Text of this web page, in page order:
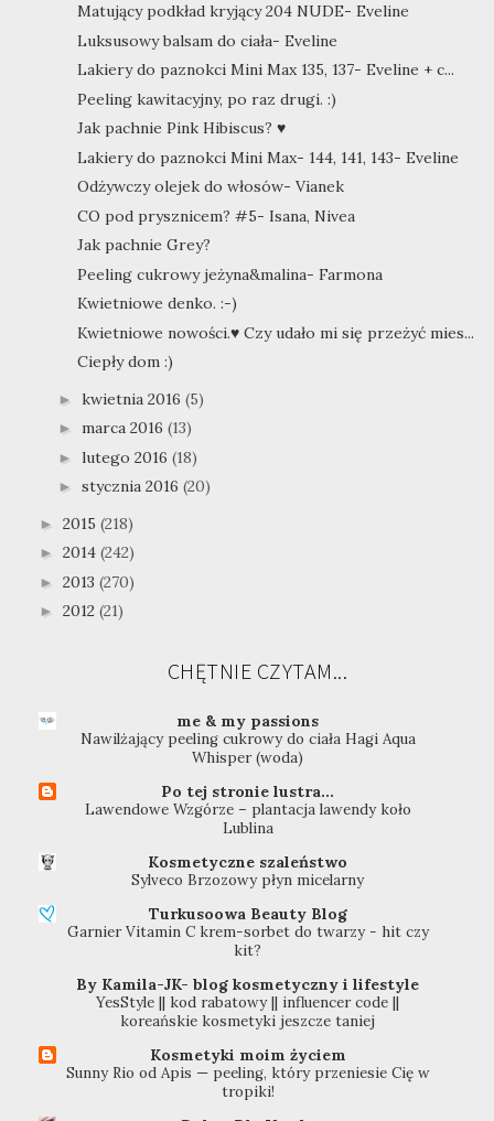
Matujący podkład kryjący 204 NUDE- Eveline
Luksusowy balsam do ciała- Eveline
Lakiery do paznokci Mini Max 135, 137- Eveline + c...
Peeling kawitacyjny, po raz drugi. :)
Jak pachnie Pink Hibiscus? ♥
Lakiery do paznokci Mini Max- 144, 141, 143- Eveline
Odżywczy olejek do włosów- Vianek
CO pod prysznicem? #5- Isana, Nivea
Jak pachnie Grey?
Peeling cukrowy jeżyna&malina- Farmona
Kwietniowe denko. :-)
Kwietniowe nowości.♥ Czy udało mi się przeżyć mies...
Ciepły dom :)
► kwietnia 2016 (5)
► marca 2016 (13)
► lutego 2016 (18)
► stycznia 2016 (20)
► 2015 (218)
► 2014 (242)
► 2013 (270)
► 2012 (21)
CHĘTNIE CZYTAM...
me & my passions
Nawilżający peeling cukrowy do ciała Hagi Aqua
Whisper (woda)
Po tej stronie lustra...
Lawendowe Wzgórze – plantacja lawendy koło
Lublina
Kosmetyczne szaleństwo
Sylveco Brzozowy płyn micelarny
Turkusoowa Beauty Blog
Garnier Vitamin C krem-sorbet do twarzy - hit czy
kit?
By Kamila-JK- blog kosmetyczny i lifestyle
YesStyle || kod rabatowy || influencer code ||
koreańskie kosmetyki jeszcze taniej
Kosmetyki moim życiem
Sunny Rio od Apis — peeling, który przeniesie Cię w
tropiki!